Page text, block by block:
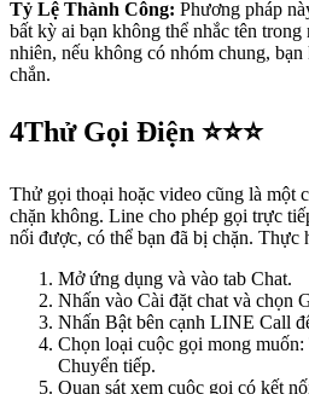
Tỷ Lệ Thành Công: Phương pháp
bất kỳ ai bạn không thể nhắc tên
nhiên, nếu không có nhóm chung,
chắn.
4Thử Gọi Điện ⭐⭐⭐
Thử gọi thoại hoặc video cũng là một
chặn không. Line cho phép gọi trực
nối được, có thể bạn đã bị chặn. Thực
Mở ứng dụng và vào tab Chat.
Nhấn vào Cài đặt chat và chọn
Nhấn Bật bên cạnh LINE Call
Chọn loại cuộc gọi mong
Chuyển tiếp.
Quan sát xem cuộc gọi có kết